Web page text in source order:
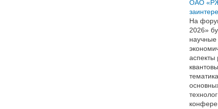
ОАО
На
2026»
научные
аспекты